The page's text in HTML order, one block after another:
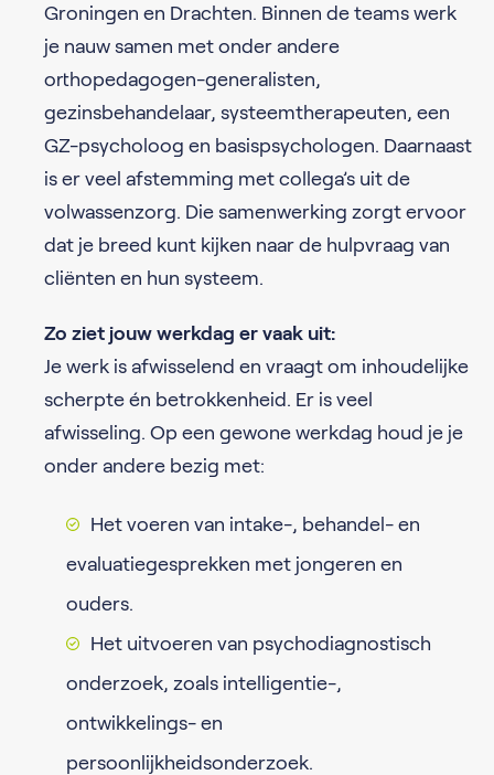
Groningen en Drachten. Binnen de teams werk
je nauw samen met onder andere
orthopedagogen-generalisten,
gezinsbehandelaar, systeemtherapeuten, een
GZ-psycholoog en basispsychologen. Daarnaast
is er veel afstemming met collega’s uit de
volwassenzorg. Die samenwerking zorgt ervoor
dat je breed kunt kijken naar de hulpvraag van
cliënten en hun systeem.
Zo ziet jouw werkdag er vaak uit:
Je werk is afwisselend en vraagt om inhoudelijke
scherpte én betrokkenheid. Er is veel
afwisseling. Op een gewone werkdag houd je je
onder andere bezig met:
Het voeren van intake-, behandel- en
evaluatiegesprekken met jongeren en
ouders.
Het uitvoeren van psychodiagnostisch
onderzoek, zoals intelligentie-,
ontwikkelings- en
persoonlijkheidsonderzoek.